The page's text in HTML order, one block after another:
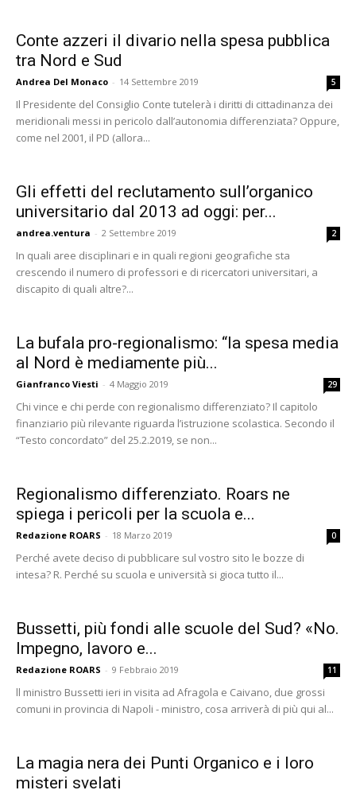
Conte azzeri il divario nella spesa pubblica
tra Nord e Sud
Andrea Del Monaco - 14 Settembre 2019 5
Il Presidente del Consiglio Conte tutelerà i diritti di cittadinanza dei
meridionali messi in pericolo dall’autonomia differenziata? Oppure,
come nel 2001, il PD (allora...
Gli effetti del reclutamento sull’organico
universitario dal 2013 ad oggi: per...
andrea.ventura - 2 Settembre 2019 2
In quali aree disciplinari e in quali regioni geografiche sta
crescendo il numero di professori e di ricercatori universitari, a
discapito di quali altre?...
La bufala pro-regionalismo: “la spesa media
al Nord è mediamente più...
Gianfranco Viesti - 4 Maggio 2019 29
Chi vince e chi perde con regionalismo differenziato? Il capitolo
finanziario più rilevante riguarda l’istruzione scolastica. Secondo il
“Testo concordato” del 25.2.2019, se non...
Regionalismo differenziato. Roars ne
spiega i pericoli per la scuola e...
Redazione ROARS - 18 Marzo 2019 0
Perché avete deciso di pubblicare sul vostro sito le bozze di
intesa? R. Perché su scuola e università si gioca tutto il...
Bussetti, più fondi alle scuole del Sud? «No.
Impegno, lavoro e...
Redazione ROARS - 9 Febbraio 2019 11
ll ministro Bussetti ieri in visita ad Afragola e Caivano, due grossi
comuni in provincia di Napoli - ministro, cosa arriverà di più qui al...
La magia nera dei Punti Organico e i loro
misteri svelati